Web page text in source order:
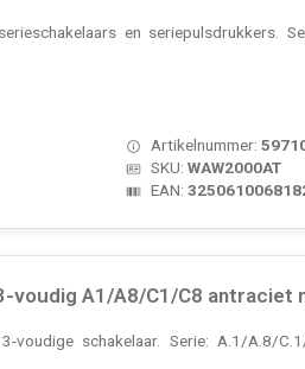
en seriepulsdrukkers.
Artikelnummer:
SKU:WAW2000AT
EAN:
voudig A1/A8/C1/C8 antraciet
schakelaar. Serie: A.1/A.8/